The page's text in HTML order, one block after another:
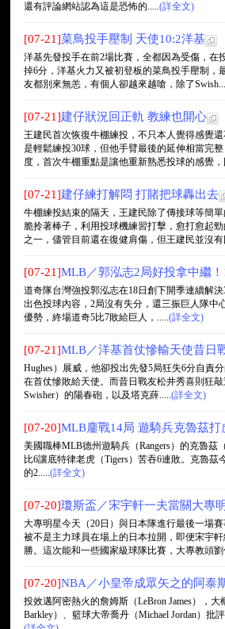
還有評論網站認為這是恐怖的.....(詳全文)
[07-21]菜鳥投手壓制 天使10:2洋基
洋基先發投手在前2場比賽，全都因為受傷，在
掉6分，洋基火力又被初登板的菜鳥投手壓制，
友都別來無恙，有個人卻越來越嗆，除了
[07-21]建仔狀況回正軌 教練也開心
王建民首次恢復牛棚練投，不只本人覺得感覺
是輕鬆練投30球，但他手臂最後的延伸相當完
度，首次牛棚重點是讓他重新熟悉投球的感覺
[07-21]建仔練打解悶 打賭把球轟出去
牛棚練投結束的隔天，王建民除了傳接球等簡
脆拎著棒子，利用投球機練習打擊，愈打愈起
之一，儘管目前還在復健肩傷，但王建民並沒
[07-21]MLB／郭泓志2局好投拿中繼
道奇隊台灣強投郭泓志在18日創下開季連續解
出色投球內容，2局沒有失分，還三振巨人隊中
優勢，終場道奇5比7敗給巨人，.....(詳全文)
[07-21]MLB／洋基首仗慘輸天使昔日
Hughes）展威，他卻投出先發5局狂失6分自責
在首仗慘敗給天使。而昔日戰友松井秀喜則狂
Swisher）的陽春砲，以及塔克薛.....(詳全文)
[07-20]MLB鏖戰14局 遊騎兵克魯茲打
美國職棒MLB德州遊騎兵（Rangers）的克魯茲
比6讓底特律老虎（Tigers）苦吞6連敗。克魯
的2.....(詳全文)
[07-20]瓊斯盃／宋宇軒一夫當關大專
大專明星今天（20日）與日本隊進行最後一場
被不是主力球員在場上的日本拉開，即便宋宇
勝。這次能和一些國家級球隊比賽，大專教頭劉
[07-20]NBA／小皇帝成眾矢之的阿泰
投效邁阿密熱火的詹姆斯（LeBron James），
Barkley）、籃球大帝喬丹（Michael Jordan）